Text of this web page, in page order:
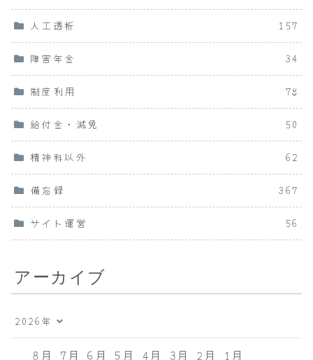
人工透析 157
障害年金 34
制度利用 78
給付金・減免 50
精神科以外 62
備忘録 367
サイト運営 56
アーカイブ
2026年
8月 7月 6月 5月 4月 3月 2月 1月